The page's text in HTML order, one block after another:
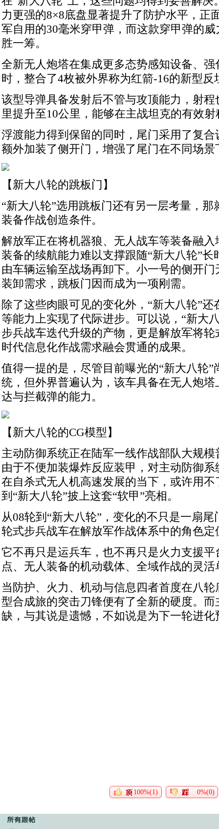
力更强的8×8底盘显著提升了防护水平，正
军自用的30毫米穿甲弹，而这款穿甲弹的威
胜一筹。
全新无人炮塔在集成更多态势感知设备、强
时，整合了4枚被外界称为红箭-16的新型反
该型导弹具备发射后不管与攻顶能力，射
里提升至10公里，能够在主战坦克的有效
浮渡能力得到保留的同时，尾门采用了复
额外加装了侧开门，增强了尾门在不同场
【新大八轮的跳板门】
“新大八轮”选用跳板门还有另一层考量，
装备作战创造条件。
解放军正在将机器狼、无人战车等装备融
装备的续航能力难以支撑跟随“新大八轮”
由车辆运输至战场再卸下。小一号的侧开
装卸需求，跳板门因而成为一项刚需。
除了这些肉眼可见的变化外，“新大八轮”
等能力上实现了代际进步。可以说，“新大
步兵战车迭代升级的产物，更是解放军将
时代信息化作战需求融会贯通的成果。
值得一提的是，尽管目前曝光的“新大八轮
统，但外界普遍认为，该车具备在无人炮
达与拦截弹的能力。
【新大八轮的CG模型】
主动防御系统正在陆军一线作战部队大规
由于不便加装爆炸反应装甲，对主动防御
在自杀式无人机高速发展的当下，或许用
到“新大八轮”披上这套“软甲”亮相。
从08轮到“新大八轮”，变化的不只是一扇
轮式步兵战车在解放军作战体系中的角色定
它不再只是运兵车，也不再只是火力支援
点、无人装备的机动载体、全域作战的灵活
当防护、火力、机动与信息四者首度在八
型合成旅的突击刀锋便有了全新的硬度。
缺，与其说是遗憾，不如说是为下一轮进化
100%(1) 0%(0)